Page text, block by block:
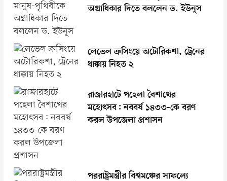
অগ্রাধিকার দিতে বললেন ড. ইউনূস
লেভেল ক্রসিংয়ে অটোরিকশা, ট্রেনের
ধাক্কায় নিহত ২
রাজারহাটে পহেলা বৈশাখের
মহোৎসব: নববর্ষ ১৪৩৩-কে বরণ
করল উপজেলা প্রশাসন
পররাষ্ট্রমন্ত্রীর বিশ্বমঞ্চের সাফল্যে